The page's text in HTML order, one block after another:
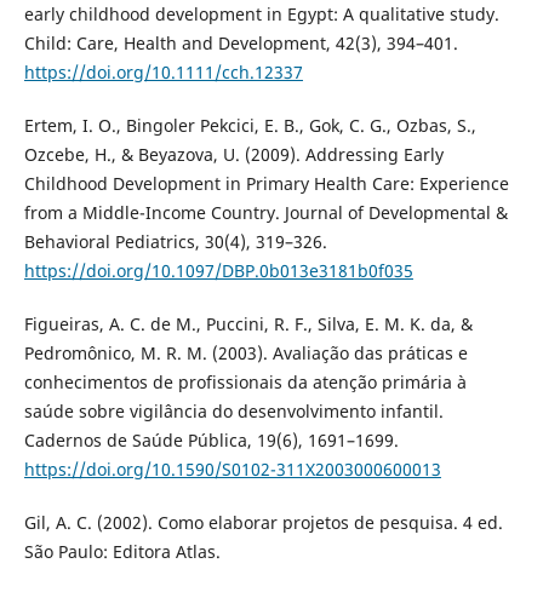
early childhood development in Egypt: A qualitative study.
Child: Care, Health and Development, 42(3), 394–401.
https://doi.org/10.1111/cch.12337
Ertem, I. O., Bingoler Pekcici, E. B., Gok, C. G., Ozbas, S.,
Ozcebe, H., & Beyazova, U. (2009). Addressing Early
Childhood Development in Primary Health Care: Experience
from a Middle-Income Country. Journal of Developmental &
Behavioral Pediatrics, 30(4), 319–326.
https://doi.org/10.1097/DBP.0b013e3181b0f035
Figueiras, A. C. de M., Puccini, R. F., Silva, E. M. K. da, &
Pedromônico, M. R. M. (2003). Avaliação das práticas e
conhecimentos de profissionais da atenção primária à
saúde sobre vigilância do desenvolvimento infantil.
Cadernos de Saúde Pública, 19(6), 1691–1699.
https://doi.org/10.1590/S0102-311X2003000600013
Gil, A. C. (2002). Como elaborar projetos de pesquisa. 4 ed.
São Paulo: Editora Atlas.